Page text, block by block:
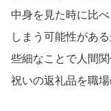
中身を見た時に比
しまう可能性がある
些細なことで人間
祝いの返礼品を職